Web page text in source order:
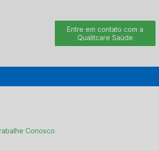
Entre em contato com a
Qualitcare Saúde
Conosco